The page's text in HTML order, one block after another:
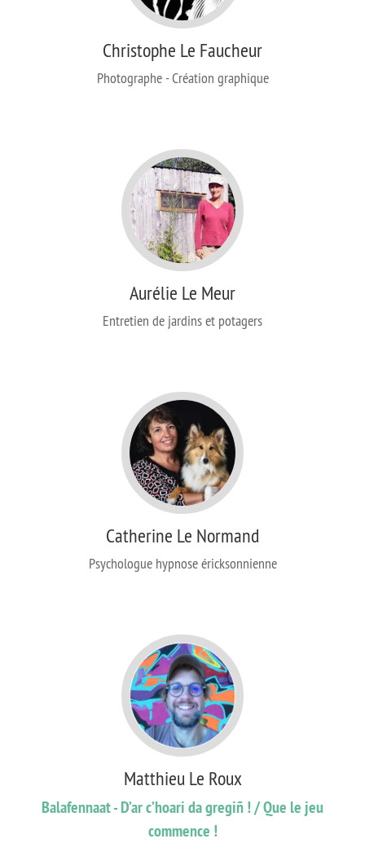
Christophe Le Faucheur
Photographe - Création graphique
Aurélie Le Meur
Entretien de jardins et potagers
Catherine Le Normand
Psychologue hypnose éricksonnienne
Matthieu Le Roux
Balafennaat - D’ar c’hoari da gregiñ ! / Que le jeu
commence !